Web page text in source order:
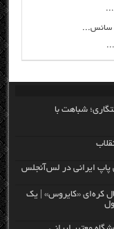
شباهت با
پاپ ایرانی در لس‌آنجلس
کره‌ای «کایروس» | یک